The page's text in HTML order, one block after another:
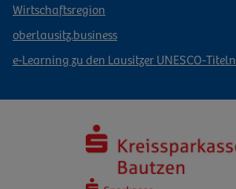
Wirtschaftsregion
oberlausitz.business
e-Learning zu den Lausitzer UNESCO-Titeln